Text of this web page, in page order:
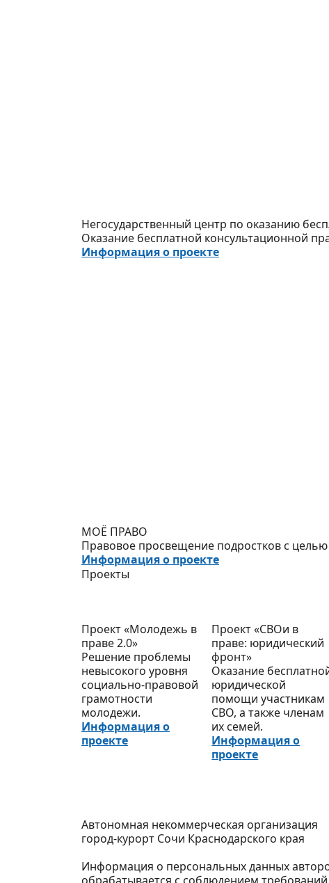
Негосударственный центр по оказанию
Оказание бесплатной консультационной
Информация о проекте
МОЁ ПРАВО
Правовое просвещение подростков с
Информация о проекте
Проекты
Проект «Молодежь в
праве 2.0»
Решение проблемы
невысокого уровня
социально-правовой
грамотности
молодежи.
Информация о
проекте
Проект «СВОи в
праве: юридический
фронт»
Оказание
юридической
помощи участникам
СВО, а также членам
их семей.
Информация о
проекте
Автономная некоммерческая организация
город-курорт Сочи Краснодарского края
Информация о персональных данных